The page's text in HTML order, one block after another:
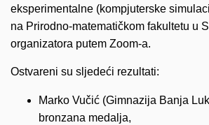
eksperimentalne (kompjuterske
na Prirodno-matematičkom fakultetu u
organizatora putem Zoom-a.
Ostvareni su sljedeći rezultati:
Marko Vučić (Gimnazija Banja
bronzana medalja,